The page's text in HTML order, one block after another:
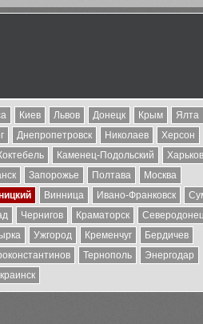
Киев Львов Донецк Крым
Ялта
Днепропетровск Николаев
Херсон
Каменец-Подольский
Харьков
Запорожье Полтава
Москва
Винница Ивано-Франковск
Чернигов Краматорск
Ужгород Кременчуг
Бердичев
Тернополь
Энергодар